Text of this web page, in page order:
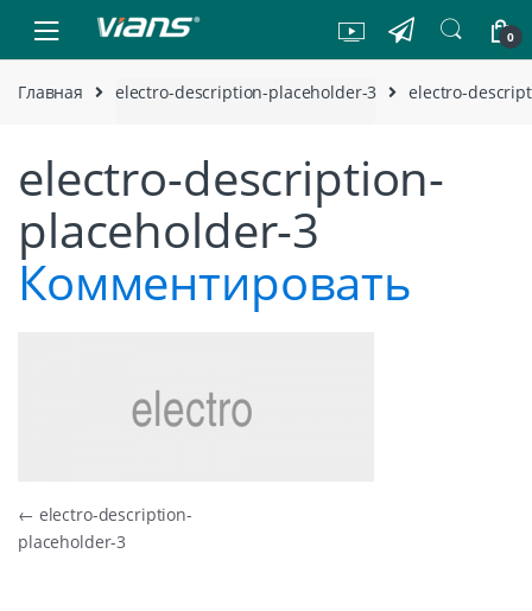
Skip to navigation
Skip to content
0
Главная electro-description-placeholder-3 electro-
electro-description-
placeholder-3
Комментировать
Навигация по записям
← electro-description-
placeholder-3